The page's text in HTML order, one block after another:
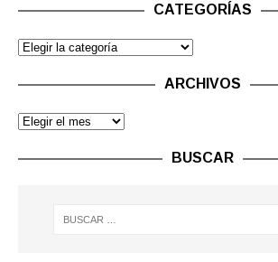
CATEGORÍAS
ARCHIVOS
BUSCAR